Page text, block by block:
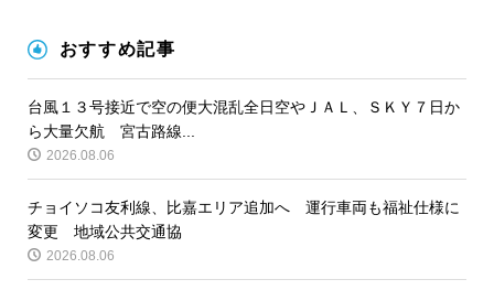
おすすめ記事
台風１３号接近で空の便大混乱全日空やＪＡＬ、ＳＫＹ７日か
ら大量欠航 宮古路線...
2026.08.06
チョイソコ友利線、比嘉エリア追加へ 運行車両も福祉仕様に
変更 地域公共交通協
2026.08.06